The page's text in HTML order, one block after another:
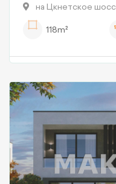
на Цкнетское
118m²